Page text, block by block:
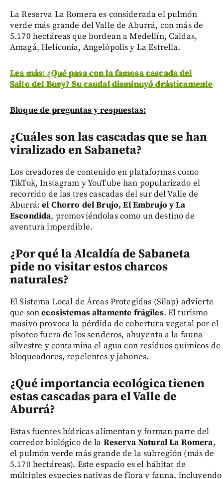
La Reserva La Romera es considerada el pulmón
verde más grande del Valle de Aburrá, con más de
5.170 hectáreas que bordean a Medellín, Caldas,
Amagá, Heliconia, Angelópolis y La Estrella.
Lea más: ¿Qué pasa con la famosa cascada del
Salto del Buey? Su caudal disminuyó drásticamente
Bloque de preguntas y respuestas:
¿Cuáles son las cascadas que se han
viralizado en Sabaneta?
Los creadores de contenido en plataformas como
TikTok, Instagram y YouTube han popularizado el
recorrido de las tres cascadas del sur del Valle de
Aburrá:el Chorro del Brujo, El Embrujo y La
Escondida, promoviéndolas como un destino de
aventura imperdible.
¿Por qué la Alcaldía de Sabaneta
pide no visitar estos charcos
naturales?
El Sistema Local de Áreas Protegidas (Silap) advierte
que sonecosistemas altamente frágiles. El turismo
masivo provoca la pérdida de cobertura vegetal por el
pisoteo fuera de los senderos, ahuyenta a la fauna
silvestre y contamina el agua con residuos químicos de
bloqueadores, repelentes y jabones.
¿Qué importancia ecológica tienen
estas cascadas para el Valle de
Aburrá?
Estas fuentes hídricas alimentan y forman parte del
corredor biológico de la Reserva Natural La Romera,
el pulmón verde más grande de la subregión (más de
5.170 hectáreas). Este espacio es el hábitat de
múltiples especies nativas de flora y fauna, incluyendo